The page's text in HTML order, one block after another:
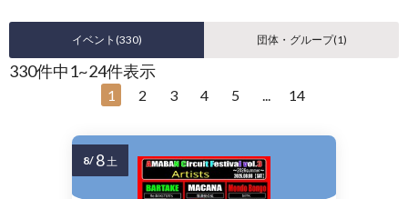
イベント(330) 団体・グループ(1)
330件中1~24件表示
1 2 3 4 5 ... 14
8/ 8土